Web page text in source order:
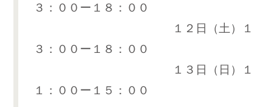
３：００ー１８：００
１２日（土）１
３：００ー１８：００
１３日（日）１
１：００ー１５：００